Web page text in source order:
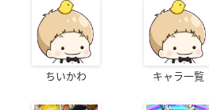
ちいかわ キャラ一覧